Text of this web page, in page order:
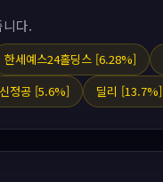
다.
한세예스24홀딩스 [6.28%]
정공 [5.6%] 딜리 [13.7%]